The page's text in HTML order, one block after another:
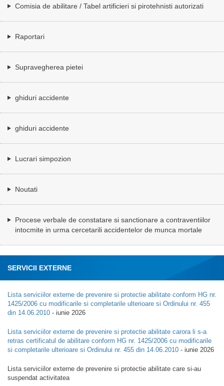
Comisia de abilitare / Tabel artificieri si pirotehnisti autorizati
Raportari
Supravegherea pietei
ghiduri accidente
ghiduri accidente
Lucrari simpozion
Noutati
Procese verbale de constatare si sanctionare a contraventiilor
intocmite in urma cercetarili accidentelor de munca mortale
SERVICII EXTERNE
Lista serviciilor externe de prevenire si protectie abilitate conform HG nr.
1425/2006 cu modificarile si completarile ulterioare si Ordinului nr. 455
din 14.06.2010 - iunie 2026
Lista serviciilor externe de prevenire si protectie abilitate carora li s-a
retras certificatul de abilitare conform HG nr. 1425/2006 cu modificarile
si completarile ulterioare si Ordinului nr. 455 din 14.06.2010 - iunie 2026
Lista serviciilor externe de prevenire si protectie abilitate care si-au
suspendat activitatea